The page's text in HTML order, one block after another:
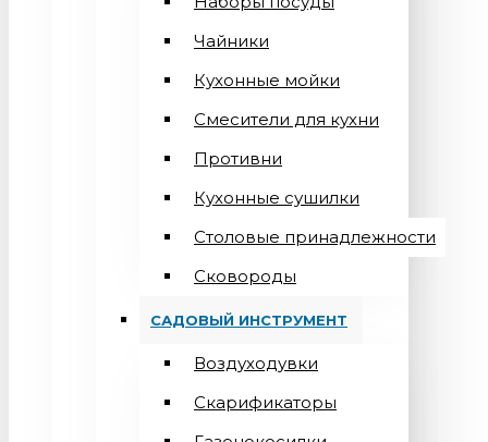
Чайники
Кухонные мойки
Смесители для кухни
Противни
Кухонные сушилки
Столовые принадлежности
Сковороды
САДОВЫЙ ИНСТРУМЕНТ
Воздуходувки
Скарификаторы